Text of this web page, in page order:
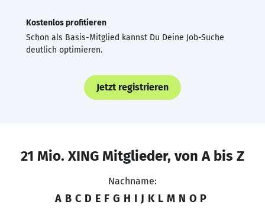
Kostenlos profitieren
Schon als Basis-Mitglied kannst Du Deine Job-Suche
deutlich optimieren.
Jetzt registrieren
21 Mio. XING Mitglieder, von A bis Z
Nachname:
A B C D E F G H I J K L M N O P